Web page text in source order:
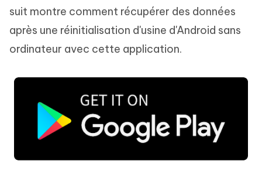
suit montre comment récupérer des données
après une réinitialisation d'usine d'Android sans
ordinateur avec cette application.